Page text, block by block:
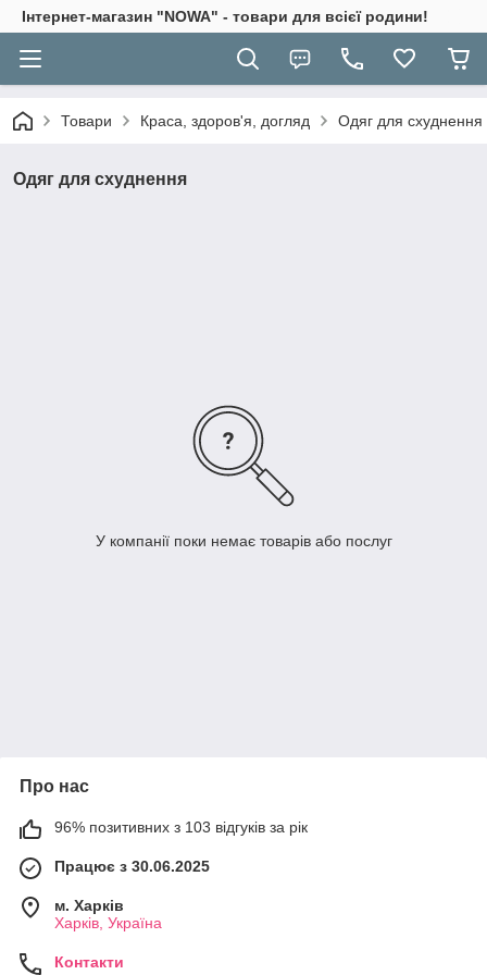
Інтернет-магазин "NOWA" - товари для всієї родини!
Товари Краса, здоров'я, догляд Одяг для схуднення
Одяг для схуднення
У компанії поки немає товарів або послуг
Про нас
96% позитивних з 103 відгуків за рік
Працює з 30.06.2025
м. Харків
Харків, Україна
Контакти